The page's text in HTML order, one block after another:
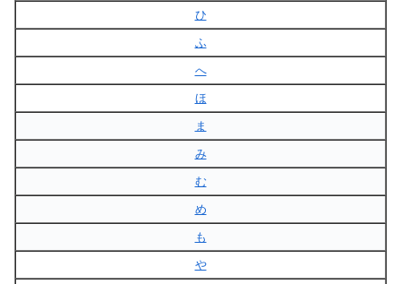
ひ
ふ
へ
ほ
ま
み
む
め
も
や